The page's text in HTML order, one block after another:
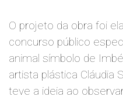
O projeto da obra foi
concurso público
animal símbolo de
artista plástica Cláudia
teve a ideia ao